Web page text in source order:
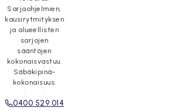
Sarjaohjelmien,
kausirytmityksen
ja alueellisten
sarjojen
sääntöjen
kokonaisvastuu.
Säbäkipinä-
kokonaisuus.
0400 529 014